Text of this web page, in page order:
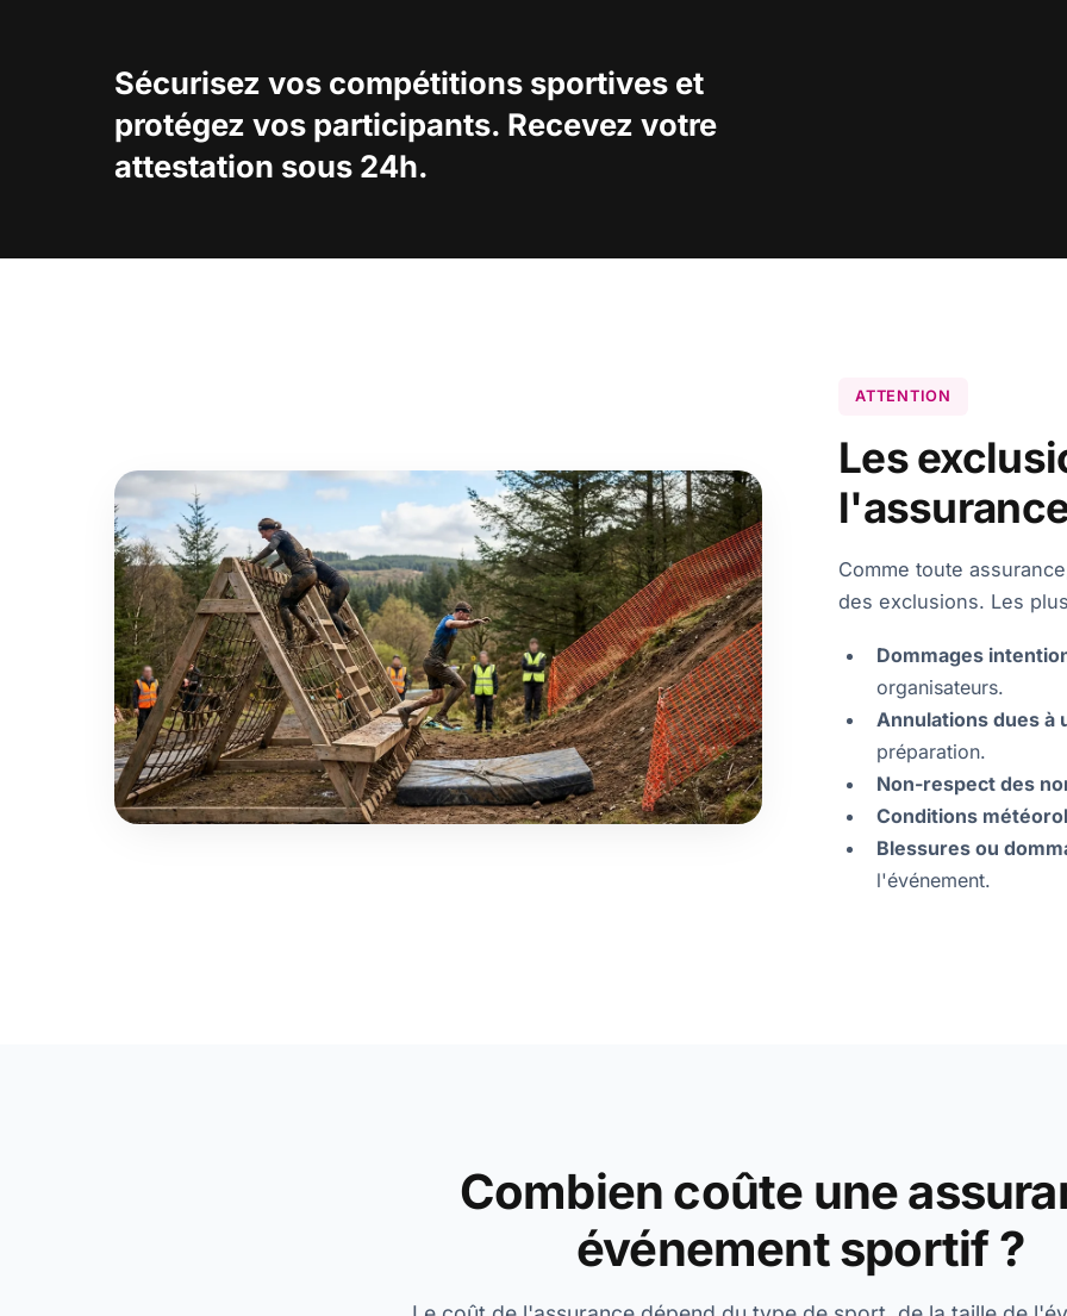
Sécurisez vos compétitions sportives et
protégez vos participants. Recevez votre
attestation sous 24h.
ATTENTION
Les
Comme toute
des exclusions. Les
Dommages
organisateurs.
Annulations dues à
préparation.
Non-respect des
Conditions
Blessures ou
l'événement.
Combien coûte une
événement sportif ?